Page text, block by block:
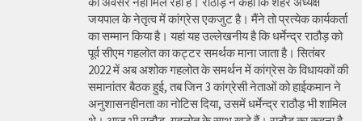
जयपाल के नेतृत्व में कांग्रेस एकजुट है। मैंने तो प्रत्येक कार्यकर्ता
का सम्मान किया है। यहां यह उल्लेखनीय है कि धर्मेन्द्र राठौड़ को
पूर्व सीएम गहलोत का कट्टर समर्थक माना जाता है। सितंबर
2022 में अब अशोक गहलोत के समर्थन में कांग्रेस के विधायकों की
समानांतर बैठक हुई, तब जिन 3 कांग्रेसी नेताओं को हाईकमान ने
अनुशासनहीनता का नोटिस दिया, उसमें धर्मेन्द्र राठौड़ भी शामिल